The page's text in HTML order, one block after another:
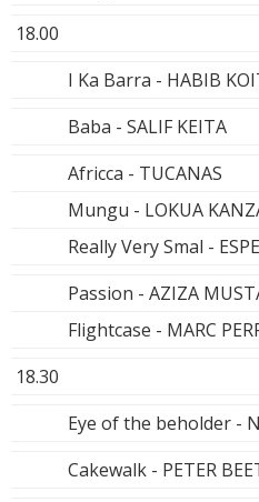
18.00
I Ka Barra - HABIB
Baba - SALIF KEITA
Africca - TUCANAS
Mungu - LOKUA
Really Very Smal -
Passion - AZIZA
Flightcase - MARC
18.30
Eye of the beholder -
Cakewalk - PETER